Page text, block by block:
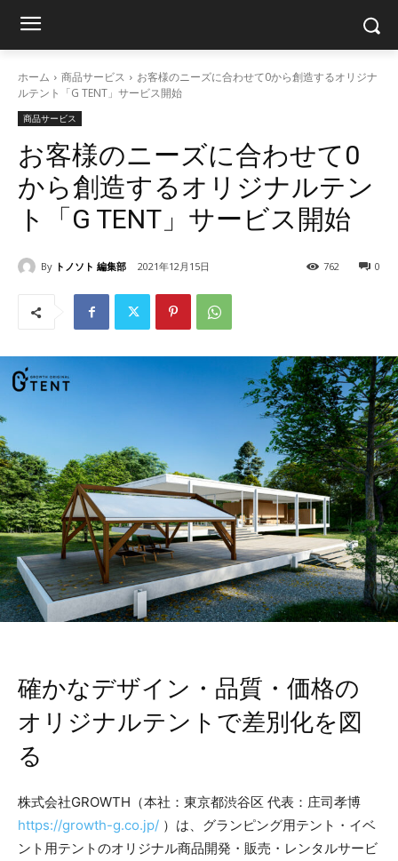
ホーム 商品サービス
お客様のニーズに合わせて0から創造するオリジナ
ルテント「G TENT」サービス開始
商品サービス
お客様のニーズに合わせて0
から創造するオリジナルテン
ト「G TENT」サービス開始
By トノソト 編集部 2021年12月15日 0
762
確かなデザイン・品質・価格の
オリジナルテントで差別化を図
る
株式会社GROWTH（本社：東京都渋谷区 代表：庄司孝博
https://growth-g.co.jp/ ）は、グランピング用テント・イベ
ント用テントのオリジナル商品開発・販売・レンタルサービ